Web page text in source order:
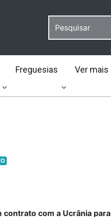
Freguesias Ver mais
contrato com a Ucrânia para